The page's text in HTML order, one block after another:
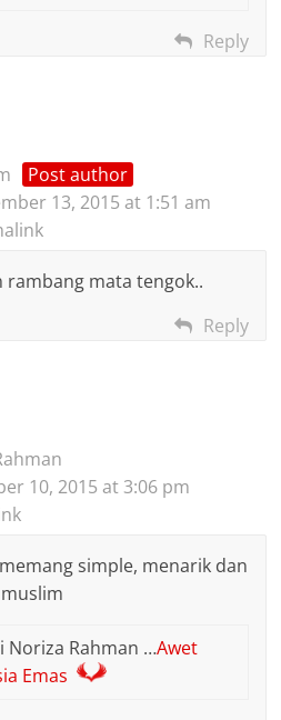
Reply
Post author
13, 2015 at 1:51 am
rambang mata tengok..
Reply
10, 2015 at 3:06 pm
simple, menarik dan
Noriza Rahman …Awet
Emas